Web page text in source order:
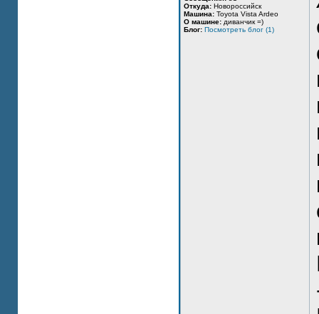
Откуда: Новороссийск
Машина: Toyota Vista Ardeo
О машине: диванчик =)
Блог: Посмотреть блог (1)